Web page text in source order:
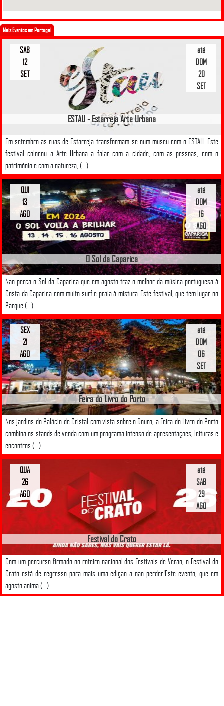
Mais Eventos em Portugal
ESTAU - Estarreja Arte Urbana
Em setembro as ruas de Estarreja transformam-se num museu com o ESTAU. Este
festival colocou a Arte Urbana a falar com a cidade, com as pessoas, com o
património e com a natureza, (...)
até
DOM
20
SET
SAB
12
SET
O Sol da Caparica
Não perca o Sol da Caparica que em agosto traz o melhor da música portuguesa à
Costa da Caparica com muito surf e praia à mistura. Este festival, que tem lugar no
Parque (...)
até
DOM
16
AGO
QUI
13
AGO
Feira do Livro do Porto
Nos jardins do Palácio de Cristal com vista sobre o Douro, a Feira do Livro do Porto
combina os stands de venda com um programa intenso de apresentações, leituras e
encontros (...)
até
DOM
06
SET
SEX
21
AGO
Festival do Crato
Com um percurso firmado no roteiro nacional dos Festivais de Verão, o Festival do
Crato está de regresso para mais uma edição a não perder!Este evento, que em
agosto anima (...)
até
SAB
29
AGO
QUA
26
AGO